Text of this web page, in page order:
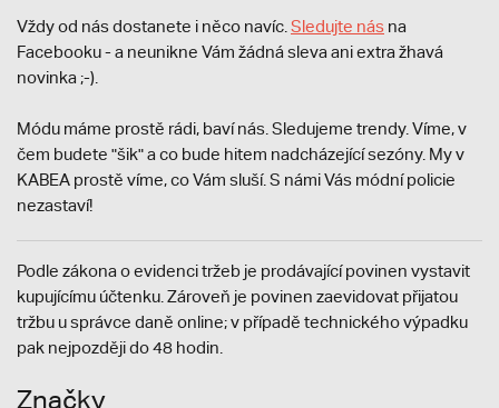
Vždy od nás dostanete i něco navíc. Sledujte nás na
Facebooku - a neunikne Vám žádná sleva ani extra žhavá
novinka ;-).
Módu máme prostě rádi, baví nás. Sledujeme trendy. Víme, v
čem budete "šik" a co bude hitem nadcházející sezóny. My v
KABEA prostě víme, co Vám sluší. S námi Vás módní policie
nezastaví!
Podle zákona o evidenci tržeb je prodávající povinen vystavit
kupujícímu účtenku. Zároveň je povinen zaevidovat přijatou
tržbu u správce daně online; v případě technického výpadku
pak nejpozději do 48 hodin.
Značky